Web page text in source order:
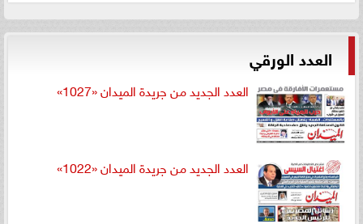
العدد الورقي
العدد الجديد من جريدة الميدان «1027»
العدد الجديد من جريدة الميدان «1022»